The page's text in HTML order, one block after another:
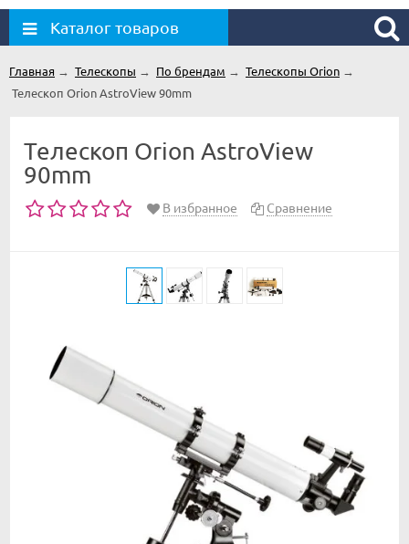
Каталог товаров
Главная → Телескопы → По брендам → Телескопы Orion →
Телескоп Orion AstroView 90mm
Телескоп Orion AstroView
90mm
В избранное Сравнение